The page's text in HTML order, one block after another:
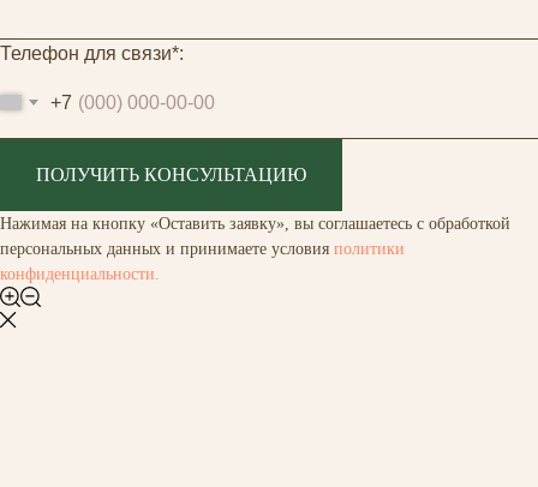
Телефон для связи*:
+7
ПОЛУЧИТЬ КОНСУЛЬТАЦИЮ
Нажимая на кнопку «Оставить заявку», вы соглашаетесь с обработкой
персональных данных и принимаете условия политики
конфиденциальности.